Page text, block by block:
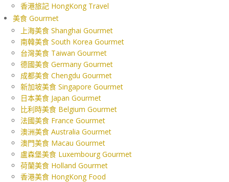
香港旅記 HongKong Travel
美食 Gourmet
上海美食 Shanghai Gourmet
南韓美食 South Korea Gourmet
台灣美食 Taiwan Gourmet
德國美食 Germany Gourmet
成都美食 Chengdu Gourmet
新加坡美食 Singapore Gourmet
日本美食 Japan Gourmet
比利時美食 Belgium Gourmet
法國美食 France Gourmet
澳洲美食 Australia Gourmet
澳門美食 Macau Gourmet
盧森堡美食 Luxembourg Gourmet
荷蘭美食 Holland Gourmet
香港美食 HongKong Food